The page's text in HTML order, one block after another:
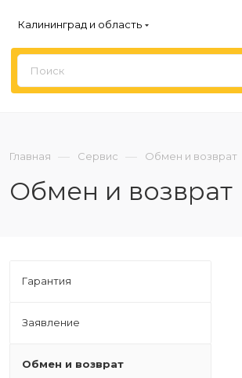
Калининград и область
Главная — Сервис — Обмен и возврат
Обмен и возврат
Гарантия
Заявление
Обмен и возврат